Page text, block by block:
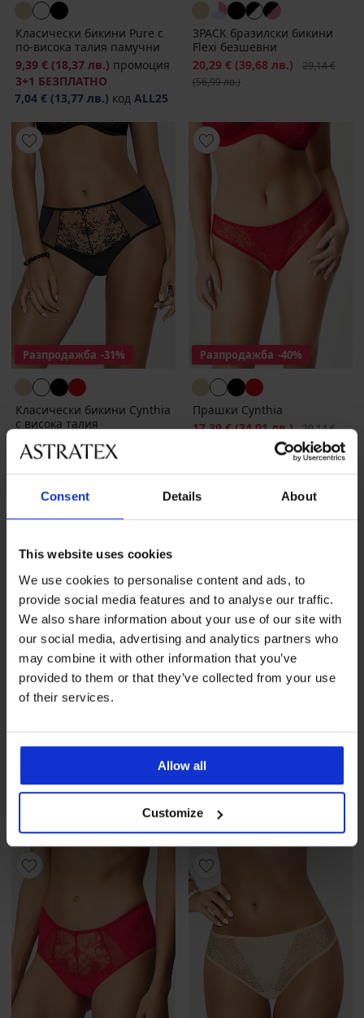
Consent Details About
This website uses cookies
We use cookies to personalise content and ads, to
provide social media features and to analyse our traffic.
We also share information about your use of our site with
our social media, advertising and analytics partners who
may combine it with other information that you’ve
provided to them or that they’ve collected from your use
of their services.
Allow all
Customize
Класически бикини Pure с
по-висока талия памучни
9,39 € (18,37 лв.) промоция
3+1 БЕЗПЛАТНО
7,04 € (13,77 лв.) код ALL25
3PACK бразилски бикини
Flexi безшевни
Намаление
20,29 € (39,68 лв.)
29,14 €
(56,99 лв.)
Разпродажба -31%
Класически бикини Cynthia
с висока талия
Намаление
23,09 €(45,16 лв.)
(64,99 лв.)
Разпродажба -40%
Прашки Cynthia
Намаление
17,39 €(34,01 лв.)
29,14 €
Класически бикини Cynthia
с висока талия
2PACK бикини RIB
Намаление
11,89 €(23,25 лв.)
16,99 €
(33,23 лв.)